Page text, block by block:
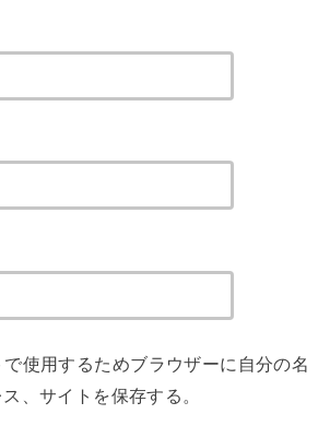
使用するためブラウザーに自分の名
、サイトを保存する。